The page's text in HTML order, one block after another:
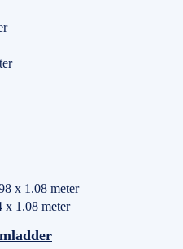
x 1.08 meter
x 1.08 meter